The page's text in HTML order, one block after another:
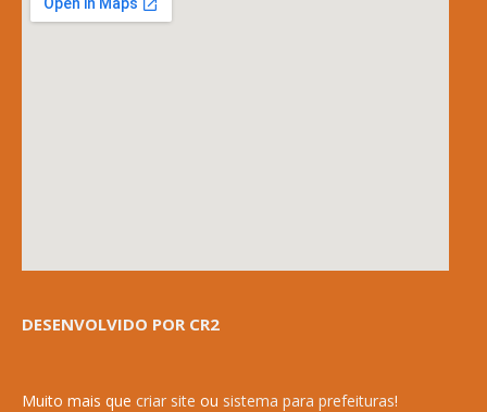
DESENVOLVIDO POR CR2
Muito mais que criar site ou sistema para prefeituras!